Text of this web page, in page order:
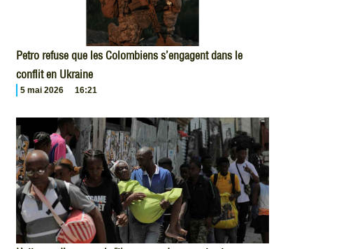
Petro refuse que les Colombiens s’engagent dans le
conflit en Ukraine
5 mai 2026 16:21